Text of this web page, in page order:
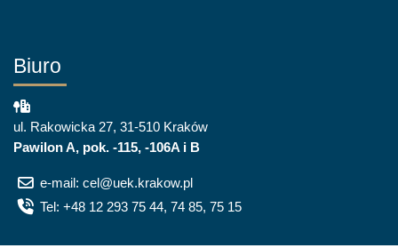
Biuro
ul. Rakowicka 27, 31-510 Kraków
Pawilon A, pok. -115, -106A i B
e-mail: cel@uek.krakow.pl
Tel: +48 12 293 75 44, 74 85, 75 15